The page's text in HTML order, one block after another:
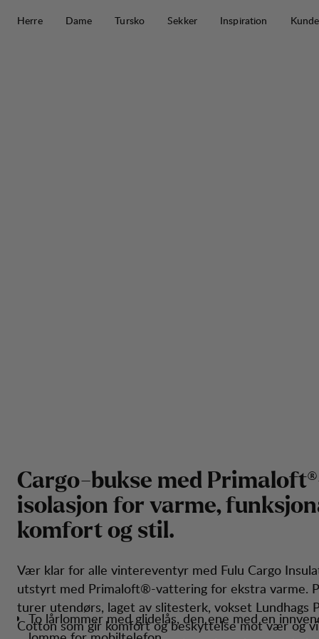
Herre
Dame Tursko Sekker Inspiration
Cargo-bukse med Primaloft®
isolasjon for varme, funksjon
komfort og stil.
Vær klar for alle vintereventyr med Fulu Cargo
utstyrt med Primaloft®-vattering for ekstra varme.
turer utendørs, laget av slitesterk, vokset Lundhags
Cotton som gir komfort og beskyttelse mot vær og
To lårlommer med glidelås, den ene med en